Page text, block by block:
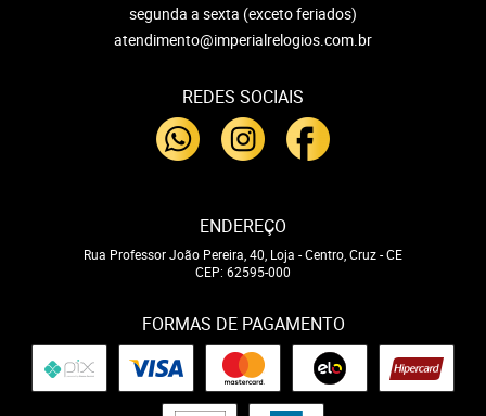
segunda a sexta (exceto feriados)
atendimento@imperialrelogios.com.br
REDES SOCIAIS
ENDEREÇO
Rua Professor João Pereira, 40, Loja -Centro, Cruz-CE
CEP: 62595-000
FORMAS DE PAGAMENTO